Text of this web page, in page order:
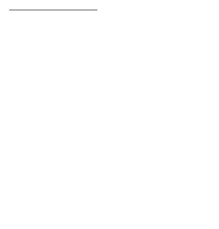
————————————